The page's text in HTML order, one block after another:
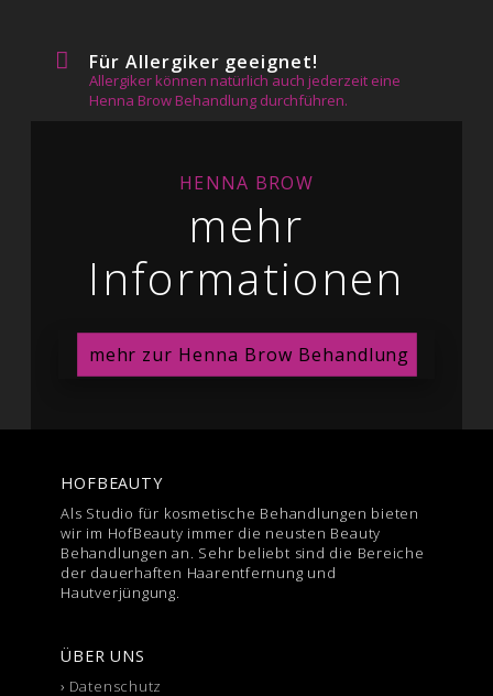
Für Allergiker geeignet!
Allergiker können natürlich auch jederzeit eine
Henna Brow Behandlung durchführen.
HENNA BROW
mehr
Informationen
mehr zur Henna Brow Behandlung
HOFBEAUTY
Als Studio für kosmetische Behandlungen bieten
wir im HofBeauty immer die neusten Beauty
Behandlungen an. Sehr beliebt sind die Bereiche
der dauerhaften Haarentfernung und
Hautverjüngung.
ÜBER UNS
› Datenschutz